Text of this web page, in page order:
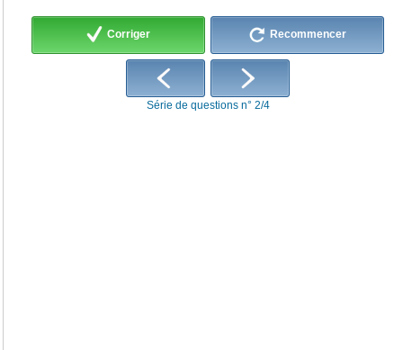
Corriger Recommencer
Série de questions n° 2/4